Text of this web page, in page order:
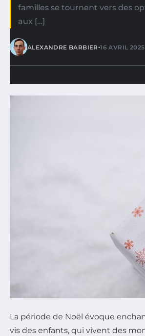
familles se tournent vers des
aux […]
ALEXANDRE BARBIER•16 AVRIL 2025
La période de Noël évoque
vis des enfants, qui vivent des